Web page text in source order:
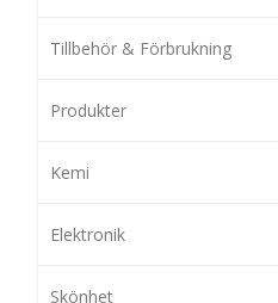
Tillbehör & Förbrukning
Produkter
Kemi
Elektronik
Skönhet